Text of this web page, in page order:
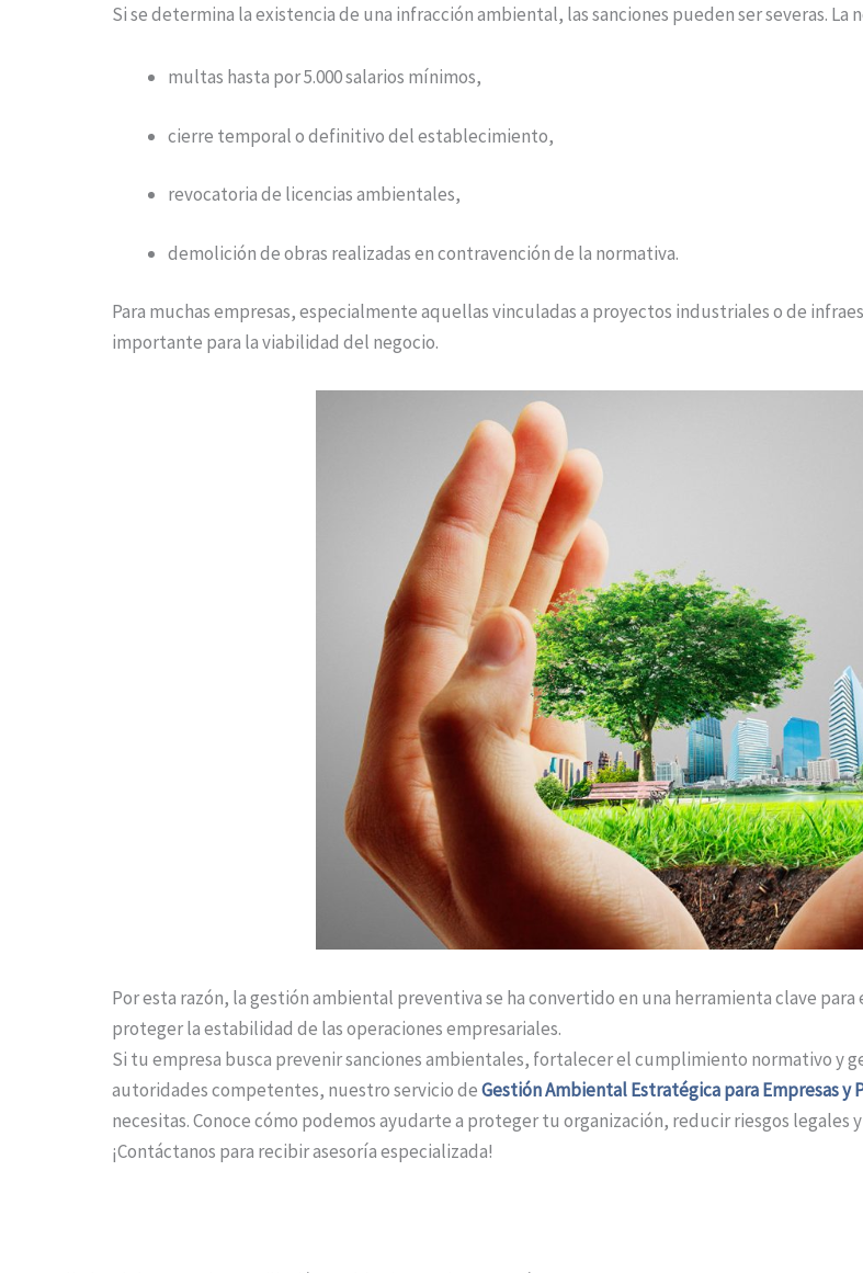
Si se determina la existencia de una infracción ambiental, las sanciones pueden ser severas.
multas hasta por 5.000 salarios mínimos,
cierre temporal o definitivo del establecimiento,
revocatoria de licencias ambientales,
demolición de obras realizadas en contravención de la normativa.
Para muchas empresas, especialmente aquellas vinculadas a proyectos industriales o de
importante para la viabilidad del negocio.
Por esta razón, la gestión ambiental preventiva se ha convertido en una herramienta clave
proteger la estabilidad de las operaciones empresariales.
Si tu empresa busca prevenir sanciones ambientales, fortalecer el cumplimiento normativo y
autoridades competentes, nuestro servicio deGestión Ambiental Estratégica para Empresas y
necesitas. Conoce cómo podemos ayudarte a proteger tu organización, reducir riesgos
¡Contáctanos para recibir asesoría especializada!